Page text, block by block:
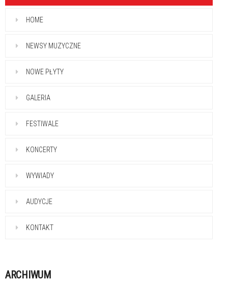
HOME
NEWSY MUZYCZNE
NOWE PŁYTY
GALERIA
FESTIWALE
KONCERTY
WYWIADY
AUDYCJE
KONTAKT
ARCHIWUM